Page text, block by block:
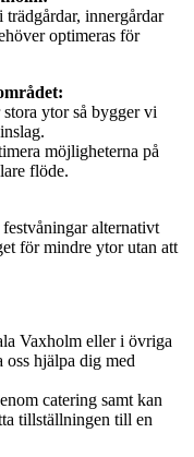
innergårdar
optimeras för
ytor så bygger vi
möjligheterna på
flöde.
alternativt
för mindre ytor utan att
Vaxholm eller i övriga
oss hjälpa dig med
catering samt kan
tillställningen till en